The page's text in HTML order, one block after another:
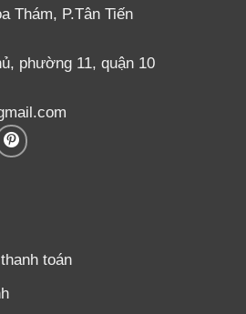
Thám, P.Tân Tiến
phường 11, quận 10
toán